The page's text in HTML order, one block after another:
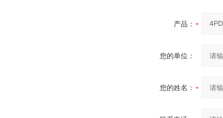
产品：
您的单位：
您的姓名：